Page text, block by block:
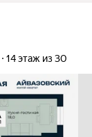
14 этаж из 30